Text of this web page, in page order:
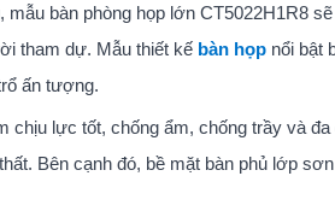
bàn phòng họp lớn CT5022H1R8 sẽ
tham dự. Mẫu thiết kế bàn họp nổi bật
ấn tượng.
chịu lực tốt, chống ẩm, chống trầy và đa
Bên cạnh đó, bề mặt bàn phủ lớp